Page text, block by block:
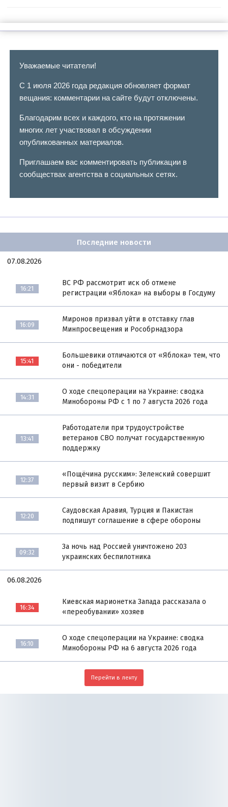
Уважаемые читатели!
С 1 июля 2026 года редакция обновляет формат
вещания: комментарии на сайте будут отключены.
Благодарим всех и каждого, кто на протяжении
многих лет участвовал в обсуждении
опубликованных материалов.
Приглашаем вас комментировать публикации в
сообществах агентства в социальных сетях.
Последние новости
07.08.2026
16:21
ВС РФ рассмотрит иск об отмене
регистрации «Яблока» на выборы в Госдуму
16:09
Миронов призвал уйти в отставку глав
Минпросвещения и Рособрнадзора
15:41
Большевики отличаются от «Яблока» тем, что
они - победители
14:31
О ходе спецоперации на Украине: сводка
Минобороны РФ с 1 по 7 августа 2026 года
13:41
Работодатели при трудоустройстве
ветеранов СВО получат государственную
поддержку
12:37
«Пощёчина русским»: Зеленский совершит
первый визит в Сербию
12:20
Саудовская Аравия, Турция и Пакистан
подпишут соглашение в сфере обороны
09:32
За ночь над Россией уничтожено 203
украинских беспилотника
06.08.2026
16:34
Киевская марионетка Запада рассказала о
«переобувании» хозяев
16:10
О ходе спецоперации на Украине: сводка
Минобороны РФ на 6 августа 2026 года
Перейти в ленту